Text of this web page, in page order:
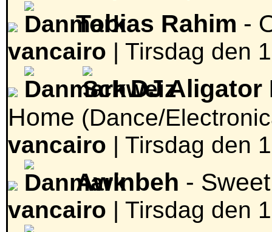
Tobias Rahim -
vancairo | Tirsdag den
DJ Aligator
Home (Dance/
vancairo | Tirsdag den
Awinbeh -
vancairo | Tirsdag den